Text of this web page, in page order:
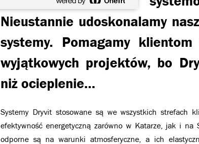
Nieustannie udoskonalamy
systemy. Pomagamy
wyjątkowych projektów, bo
niż ocieplenie…
Systemy Dryvit stosowane są we wszystkich strefach
efektywność energetyczną zarówno w Katarze, jak i na
odporne są na warunki atmosferyczne, a ich